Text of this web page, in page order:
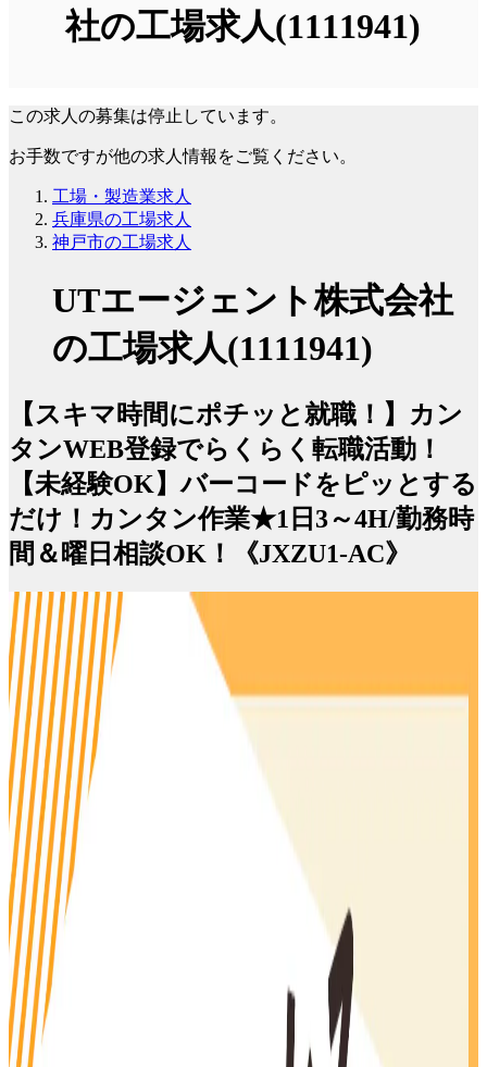
社の工場求人(1111941)
この求人の募集は停止しています。
お手数ですが他の求人情報をご覧ください。
工場・製造業求人
兵庫県の工場求人
神戸市の工場求人
UTエージェント株式会社
の工場求人(1111941)
【スキマ時間にポチッと就職！】カン
タンWEB登録でらくらく転職活動！
【未経験OK】バーコードをピッとする
だけ！カンタン作業★1日3～4H/勤務時
間＆曜日相談OK！《JXZU1-AC》